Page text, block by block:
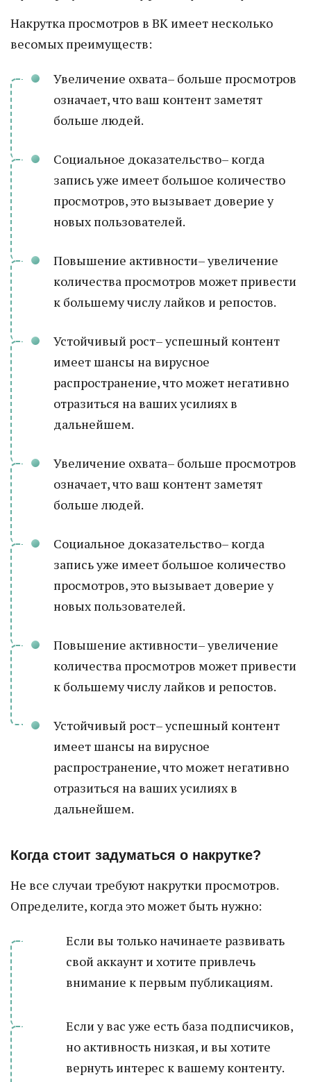
Накрутка просмотров в ВК имеет несколько
весомых преимуществ:
Увеличение охвата– больше просмотров
означает, что ваш контент заметят
больше людей.
Социальное доказательство– когда
запись уже имеет большое количество
просмотров, это вызывает доверие у
новых пользователей.
Повышение активности– увеличение
количества просмотров может привести
к большему числу лайков и репостов.
Устойчивый рост– успешный контент
имеет шансы на вирусное
распространение, что может негативно
отразиться на ваших усилиях в
дальнейшем.
Увеличение охвата– больше просмотров
означает, что ваш контент заметят
больше людей.
Социальное доказательство– когда
запись уже имеет большое количество
просмотров, это вызывает доверие у
новых пользователей.
Повышение активности– увеличение
количества просмотров может привести
к большему числу лайков и репостов.
Устойчивый рост– успешный контент
имеет шансы на вирусное
распространение, что может негативно
отразиться на ваших усилиях в
дальнейшем.
Когда стоит задуматься о накрутке?
Не все случаи требуют накрутки просмотров.
Определите, когда это может быть нужно:
Если вы только начинаете развивать
свой аккаунт и хотите привлечь
внимание к первым публикациям.
Если у вас уже есть база подписчиков,
но активность низкая, и вы хотите
вернуть интерес к вашему контенту.